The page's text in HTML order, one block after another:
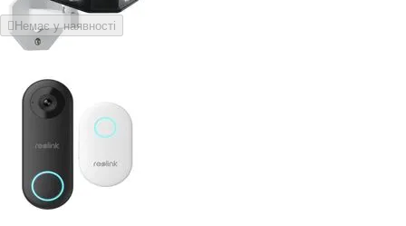
Немає у наявності